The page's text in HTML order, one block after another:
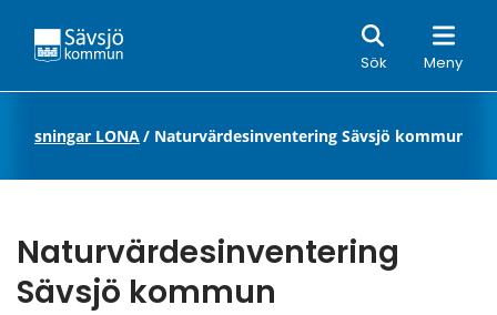
Sök Meny
Sök
LONA/ Naturvärdesinventering Sävsjö kommun
Naturvärdesinventering
Sävsjö kommun